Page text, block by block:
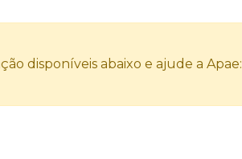
disponíveis abaixo e ajude a Apae: